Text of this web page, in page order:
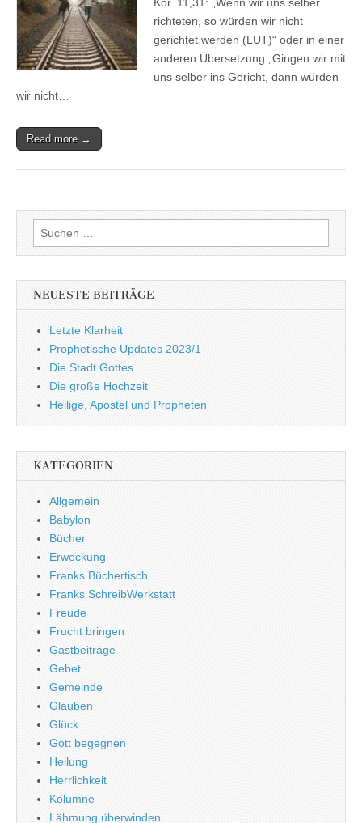
richteten, so würden wir nicht
gerichtet werden (LUT)“ oder in einer
anderen Übersetzung „Gingen wir mit
uns selber ins Gericht, dann würden
wir nicht…
Read more →
Suchen
nach:
NEUESTE BEITRÄGE
Letzte Klarheit
Prophetische Updates 2023/1
Die Stadt Gottes
Die große Hochzeit
Heilige, Apostel und Propheten
KATEGORIEN
Allgemein
Babylon
Bücher
Erweckung
Franks Büchertisch
Franks SchreibWerkstatt
Freude
Frucht bringen
Gastbeiträge
Gebet
Gemeinde
Glauben
Glück
Gott begegnen
Heilung
Herrlichkeit
Kolumne
Lähmung überwinden